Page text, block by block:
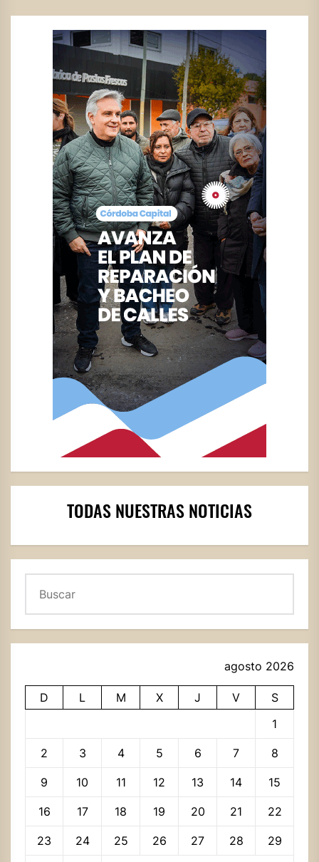
TODAS NUESTRAS NOTICIAS
agosto 2026
D L M X J V
S
1
2 3 4 5 6 7 8
9 10 11 12 13 14 15
16 17 18 19 20 21 22
23 24 25 26 27 28 29